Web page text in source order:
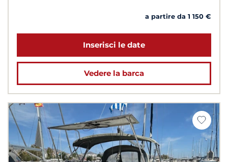
a partire da 1 150 €
Inserisci le date
Vedere la barca